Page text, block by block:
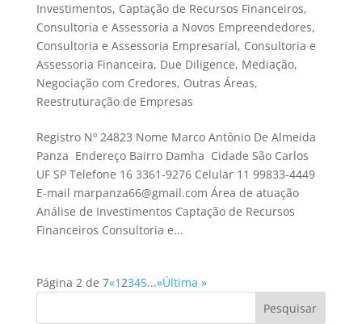
Investimentos, Captação de Recursos Financeiros,
Consultoria e Assessoria a Novos Empreendedores,
Consultoria e Assessoria Empresarial, Consultoria e
Assessoria Financeira, Due Diligence, Mediação,
Negociação com Credores, Outras Áreas,
Reestruturação de Empresas
Registro Nº 24823 Nome Marco Antônio De Almeida
Panza Endereço Bairro Damha Cidade São Carlos
UF SP Telefone 16 3361-9276 Celular 11 99833-4449
E-mail marpanza66@gmail.com Área de atuação
Análise de Investimentos Captação de Recursos
Financeiros Consultoria e...
Página 2 de 7«12345...»Última »
Pesquisar